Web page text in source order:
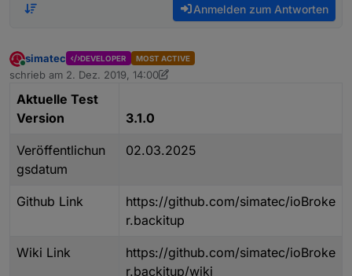
Anmelden zum Antworten
Online
simatec DEVELOPER MOST ACTIVE
schrieb am 2. Dez. 2019, 14:00
zuletzt editiert von simatec3. März 2025, 14:25
Aktuelle Test
Version
3.1.0
Veröffentlichun
gsdatum
02.03.2025
Github Link
https://github.com/simatec/ioBroke
r.backitup
Wiki Link
https://github.com/simatec/ioBroke
r.backitup/wiki